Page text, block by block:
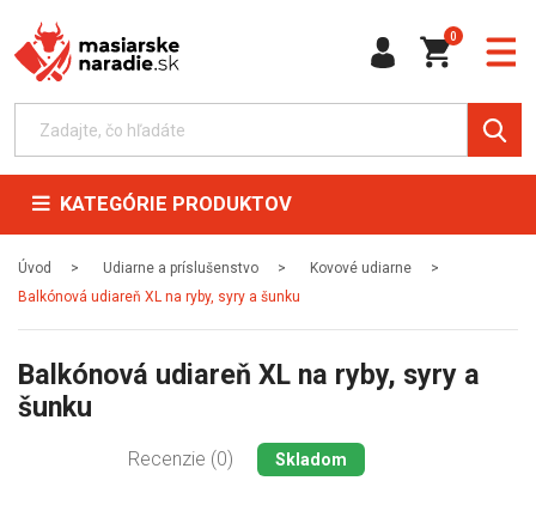
0
KATEGÓRIE PRODUKTOV
Úvod Udiarne a príslušenstvo
Kovové udiarne
Balkónová udiareň XL na ryby, syry a šunku
Balkónová udiareň XL na ryby, syry a
šunku
Recenzie (0) Skladom